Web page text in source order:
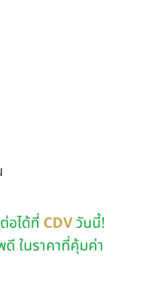
อได้ที่ CDVวันนี้!
ในราคาที่คุ้มค่า